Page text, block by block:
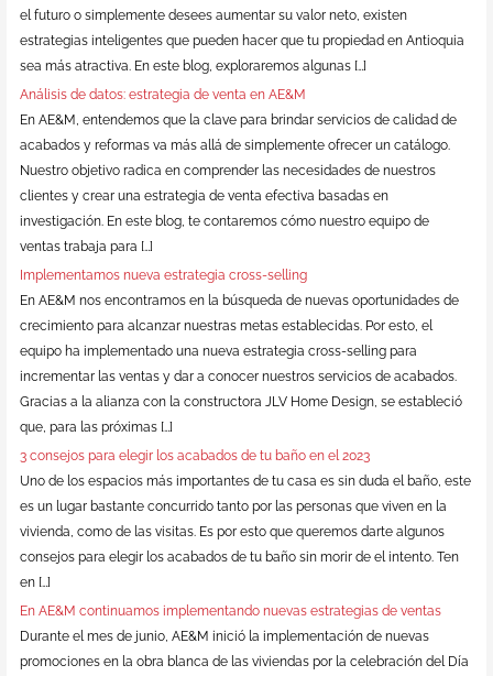
el futuro o simplemente desees aumentar su valor neto, existen
estrategias inteligentes que pueden hacer que tu propiedad en Antioquia
sea más atractiva. En este blog, exploraremos algunas […]
Análisis de datos: estrategia de venta en AE&M
En AE&M, entendemos que la clave para brindar servicios de calidad de
acabados y reformas va más allá de simplemente ofrecer un catálogo.
Nuestro objetivo radica en comprender las necesidades de nuestros
clientes y crear una estrategia de venta efectiva basadas en
investigación. En este blog, te contaremos cómo nuestro equipo de
ventas trabaja para […]
Implementamos nueva estrategia cross-selling
En AE&M nos encontramos en la búsqueda de nuevas oportunidades de
crecimiento para alcanzar nuestras metas establecidas. Por esto, el
equipo ha implementado una nueva estrategia cross-selling para
incrementar las ventas y dar a conocer nuestros servicios de acabados.
Gracias a la alianza con la constructora JLV Home Design, se estableció
que, para las próximas […]
3 consejos para elegir los acabados de tu baño en el 2023
Uno de los espacios más importantes de tu casa es sin duda el baño, este
es un lugar bastante concurrido tanto por las personas que viven en la
vivienda, como de las visitas. Es por esto que queremos darte algunos
consejos para elegir los acabados de tu baño sin morir de el intento. Ten
en […]
En AE&M continuamos implementando nuevas estrategias de ventas
Durante el mes de junio, AE&M inició la implementación de nuevas
promociones en la obra blanca de las viviendas por la celebración del Día